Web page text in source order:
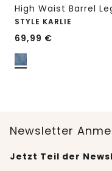
STYLE KARLIE
69,99 €
Newsletter
Jetzt Teil der